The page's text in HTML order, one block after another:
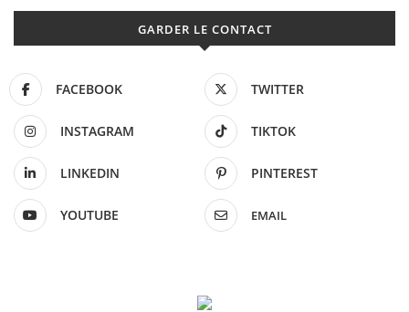
GARDER LE CONTACT
FACEBOOK TWITTER
INSTAGRAM TIKTOK
LINKEDIN PINTEREST
YOUTUBE EMAIL